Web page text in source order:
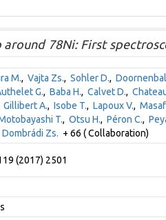
78Ni: First
M., Vajta Zs., Sohler D., Doornenbal
G., Baba H., Calvet D.,
Gillibert A., Isobe T., Lapoux V.,
T., Otsu H., Péron C.,
Dombrádi Zs. + 66 ( Collaboration)
(2017) 2501